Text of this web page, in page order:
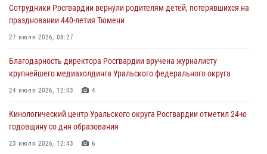
Росгвардейцы в Тюменской области почтили память генерала
армии Ивана Кирилловича Яковлева
05 августа 2026, 11:03
В Тюмени офицер Росгвардии в радиоэфире напомнил гражданам о
мерах безопасного владения оружием
05 августа 2026, 09:56
Военнослужащие Росгвардии сбили дрон-разведчик ВСУ на южном
направлении
05 августа 2026, 05:35
Сотрудники Росгвардии вернули родителям детей, потерявшихся на
праздновании 440-летия Тюмени
27 июля 2026, 08:27
Благодарность директора Росгвардии вручена журналисту
крупнейшего медиахолдинга Уральского федерального округа
24 июля 2026, 12:03 4
Кинологический центр Уральского округа Росгвардии отметил 24-ю
годовщину со дня образования
23 июля 2026, 12:43 6